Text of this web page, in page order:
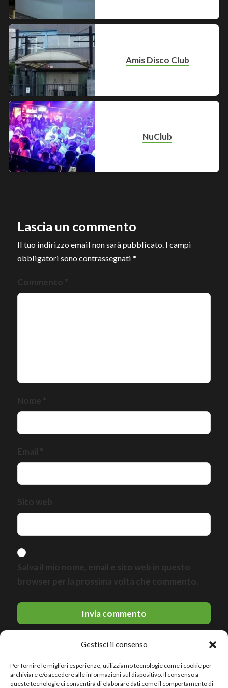
Gestisci il consenso
Per fornire le migliori esperienze, utilizziamo tecnologie come i cookie per
archiviare e/o accedere alle informazioni sul dispositivo. Il consenso a
queste tecnologie ci consentirà di elaborare dati come il comportamento di
Amis Disco Club
NuClub
Lascia un commento
Il tuo indirizzo email non sarà pubblicato. I campi
obbligatori sono contrassegnati *
Commento
Nome
Sito web
Salva il mio nome, email e sito web in questo
browser per la prossima volta che commento.